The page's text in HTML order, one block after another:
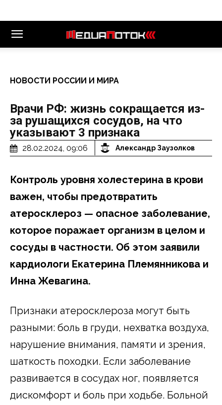
НОВОСТИ РОССИИ И МИРА
Врачи РФ: жизнь сокращается из-
за рушащихся сосудов, на что
указывают 3 признака
28.02.2024, 09:06 Александр Заузолков
Контроль уровня холестерина в крови
важен, чтобы предотвратить
атеросклероз — опасное заболевание,
которое поражает организм в целом и
сосуды в частности. Об этом заявили
кардиологи Екатерина Племянникова и
Инна Жевагина.
Признаки атеросклероза могут быть
разными: боль в груди, нехватка воздуха,
нарушение внимания, памяти и зрения,
шаткость походки. Если заболевание
развивается в сосудах ног, появляется
дискомфорт и боль при ходьбе. Больной